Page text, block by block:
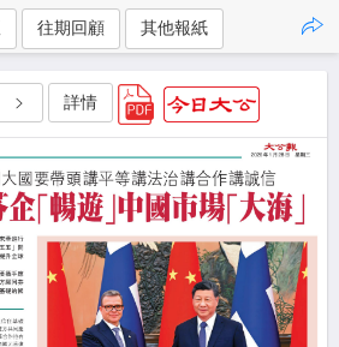
往期回顧 其他報紙
詳情